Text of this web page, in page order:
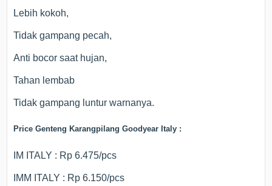
Lebih kokoh,
Tidak gampang pecah,
Anti bocor saat hujan,
Tahan lembab
Tidak gampang luntur warnanya.
Price Genteng Karangpilang Goodyear Italy :
IM ITALY : Rp 6.475/pcs
IMM ITALY : Rp 6.150/pcs